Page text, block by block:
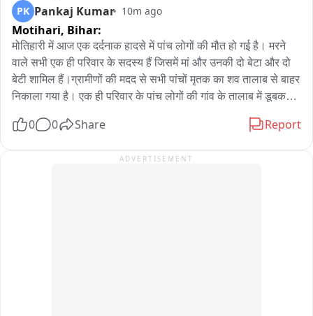
पारंपरिक जीवनशैली को प्रदर्शित किया जाएगा।
कार्यक्रम में झारखंड समेत देशभर से आदिवासी समुदाय के प्रतिनिधि,
सामाजिक नेता और लोक कलाकार शामिल होंगे। पारंपरिक नृत्य-संगीत,
सोहराय पेंटिंग, आदिवासी वाद्ययंत्रों की प्रस्तुति तथा आदिवासी समाज के
पारंपरिक जीवन और रीति-रिवाजों को भी प्रदर्शित किया जाएगा।
विश्व आदिवासी दिवस को लेकर मोराबादी मैदान में तैयारियां युद्धस्तर पर
PK Pankaj Kumar 10m ago
Motihari, Bihar:
मोतिहारी में आज एक दर्दनाक हादसे में पांच लोगों की मौत हो गई है। मरने
वाले सभी एक ही परिवार के सदस्य हैं जिसमें मां और उनकी दो बेटा और दो
बेटी शामिल हैं।ग्रामीणों की मदद से सभी पांचों मृतक का शव तालाब से बाहर
निकाला गया है। एक ही परिवार के पांच लोगों की गांव के तालाब में डूबकर
बभनौली गांव की है। तालाब में एक ही परिवार के पांच लोग कैसे डूबे इसको
के किनारे रास्ते पर  फिसलन होने के कारण सभी लोग तलब में डूब गए।
0 0 Share Report
ADVERTISEMENT